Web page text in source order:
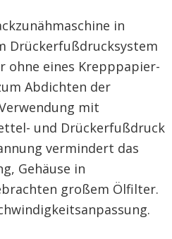
in
Drückerfußdrucksystem
ohne eines Krepppapier-
Abdichten der
mit
und Drückerfußdruck
vermindert das
Gehäuse in
großem Ölfilter.